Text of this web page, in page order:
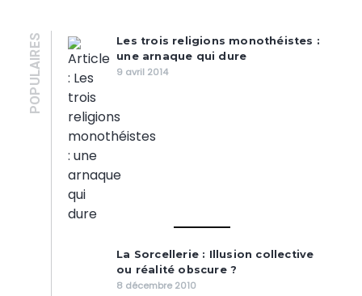
POPULAIRES
Les trois religions monothéistes :
une arnaque qui dure
9 avril 2014
La Sorcellerie : Illusion collective
ou réalité obscure ?
8 décembre 2010